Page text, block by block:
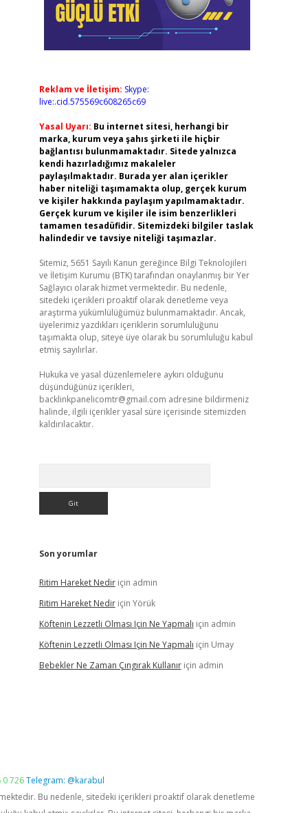
Reklam ve İletişim: Skype:
live:.cid.575569c608265c69
Yasal Uyarı: Bu internet sitesi, herhangi bir
marka, kurum veya şahıs şirketi ile hiçbir
bağlantısı bulunmamaktadır. Sitede yalnızca
kendi hazırladığımız makaleler
paylaşılmaktadır. Burada yer alan içerikler
haber niteliği taşımamakta olup, gerçek kurum
ve kişiler hakkında paylaşım yapılmamaktadır.
Gerçek kurum ve kişiler ile isim benzerlikleri
tamamen tesadüfidir. Sitemizdeki bilgiler taslak
halindedir ve tavsiye niteliği taşımazlar.
Sitemiz, 5651 Sayılı Kanun gereğince Bilgi Teknolojileri
ve İletişim Kurumu (BTK) tarafından onaylanmış bir Yer
Sağlayıcı olarak hizmet vermektedir. Bu nedenle,
sitedeki içerikleri proaktif olarak denetleme veya
araştırma yükümlülüğümüz bulunmamaktadır. Ancak,
üyelerimiz yazdıkları içeriklerin sorumluluğunu
taşımakta olup, siteye üye olarak bu sorumluluğu kabul
etmiş sayılırlar.
Hukuka ve yasal düzenlemelere aykırı olduğunu
düşündüğünüz içerikleri,
backlinkpanelicomtr@gmail.com adresine bildirmeniz
halinde, ilgili içerikler yasal süre içerisinde sitemizden
kaldırılacaktır.
Son yorumlar
Ritim Hareket Nediriçin admin
Ritim Hareket Nediriçin Yörük
Köftenin Lezzetli Olması Için Ne Yapmalı için admin
Köftenin Lezzetli Olması Için Ne Yapmalı için Umay
Bebekler Ne Zaman Çıngırak Kullanıriçin admin
0 726Telegram: @karabul
Bu nedenle, sitedeki içerikleri proaktif olarak denetleme